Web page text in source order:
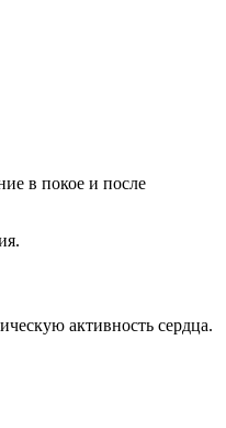
в покое и после
активность сердца.